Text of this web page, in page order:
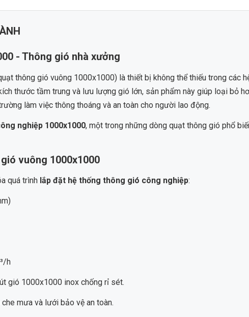
- Thông gió nhà xưởng
thông gió vuông 1000x1000) là thiết bị không thể thiếu trong các
thước tầm trung và lưu lượng gió lớn, sản phẩm này giúp loại bỏ
làm việc thông thoáng và an toàn cho người lao động.
nghiệp 1000x1000, một trong những dòng quạt thông gió phổ
vuông 1000x1000
quá trình lắp đặt hệ thống thông gió công nghiệp:
h
gió 1000x1000 inox chống rỉ sét.
mưa và lưới bảo vệ an toàn.